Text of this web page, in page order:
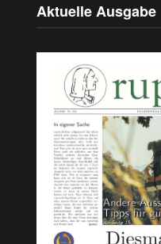
Aktuelle Ausgabe